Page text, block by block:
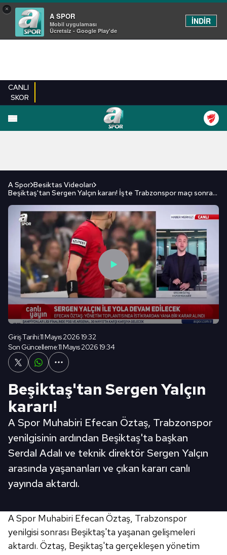
×
A SPOR
Mobil uygulaması
Ücretsiz - Google Play'de
İNDİR
CANLI
SKOR
FUTBOL
A Spor Besiktas Videoları
Beşiktaş'tan Sergen Yalçın kararı! İşte Trabzonspor maçı sonrası yaşanan gelişmeler
Giriş Tarihi:11 Mayıs 2026 19:32
Son Güncelleme:11 Mayıs 2026 19:34
Beşiktaş'tan Sergen Yalçın
kararı!
A Spor Muhabiri Efecan Öztaş, Trabzonspor
yenilgisinin ardından Beşiktaş'ta başkan
Serdal Adalı ve teknik direktör Sergen Yalçın
arasında yaşananları ve çıkan kararı canlı
yayında aktardı.
A Spor Muhabiri Efecan Öztaş, Trabzonspor
yenilgisi sonrası Beşiktaş'ta yaşanan gelişmeleri
aktardı. Öztaş, Beşiktaş'ta gerçekleşen yönetim